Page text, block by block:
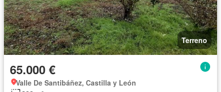
Terreno
65.000 €
Valle De Santibáñez, Castilla y León